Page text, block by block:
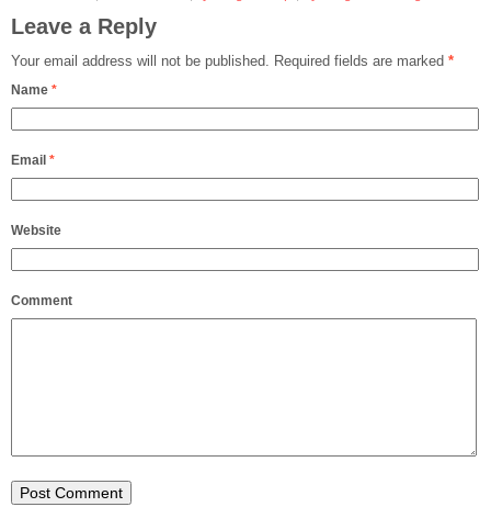
Leave a Reply
Your email address will not be published. Required fields are marked *
Name *
Email *
Website
Comment